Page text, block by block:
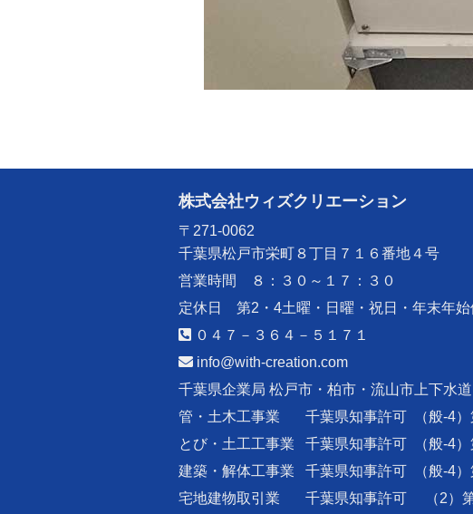
株式会社ウィズクリエーション
〒271-0062
千葉県松戸市栄町８丁目７１６番地４号
営業時間 ８：３０～１７：３０
定休日 第2・4土曜・日曜・祝日・年末年始
０４７－３６４－５１７１
info@with-creation.com
千葉県企業局 松戸市・柏市・流山市上下水
管・土木工事業
千葉県知事許可
（般-4
とび・土工工事業
千葉県知事許可
（般-4
建築・解体工事業
千葉県知事許可
（般-4
宅地建物取引業
千葉県知事許可 （2）